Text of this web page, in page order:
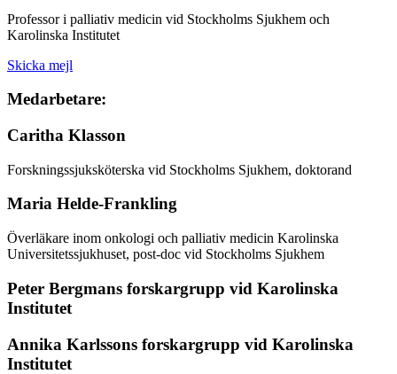
Professor i palliativ medicin vid Stockholms Sjukhem och
Karolinska Institutet
Skicka mejl
Medarbetare:
Caritha Klasson
Forskningssjuksköterska vid Stockholms Sjukhem, doktorand
Maria Helde-Frankling
Överläkare inom onkologi och palliativ medicin Karolinska
Universitetssjukhuset, post-doc vid Stockholms Sjukhem
Peter Bergmans forskargrupp vid Karolinska
Institutet
Annika Karlssons forskargrupp vid Karolinska
Institutet